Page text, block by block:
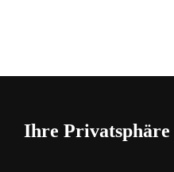
und Parameter
Ihre